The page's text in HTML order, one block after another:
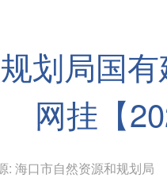
划局国
网挂【
: 海口市自然资源和规划